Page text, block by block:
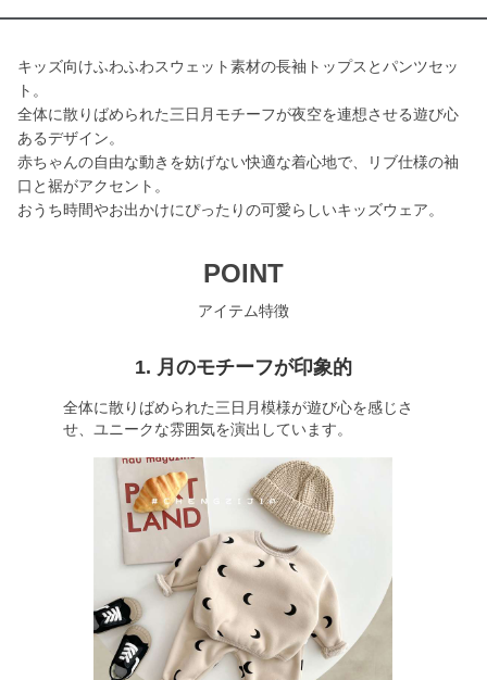
キッズ向けふわふわスウェット素材の長袖トップスとパンツセッ
ト。
全体に散りばめられた三日月モチーフが夜空を連想させる遊び心
あるデザイン。
赤ちゃんの自由な動きを妨げない快適な着心地で、リブ仕様の袖
口と裾がアクセント。
おうち時間やお出かけにぴったりの可愛らしいキッズウェア。
POINT
アイテム特徴
1. 月のモチーフが印象的
全体に散りばめられた三日月模様が遊び心を感じさ
せ、ユニークな雰囲気を演出しています。